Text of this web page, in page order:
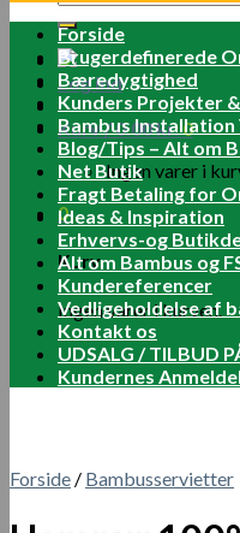
efter:
Log ind
Kurv /0.00kr.0
Ingen varer i
0
Kurv
Ingen varer i kurven.
Forside
Brugerdefinerede
Bæredygtighed
Kunders Projekter
Bambus Installation
Blog/Tips – Alt om
Net Butik
Fragt Betaling for
Ideas & Inspiration
Erhvervs-og
Alt om Bambus og
Kundereferencer
Vedligeholdelse af
Kontakt os
UDSALG / TILBUD
Kundernes
Forside / Bambusservietter